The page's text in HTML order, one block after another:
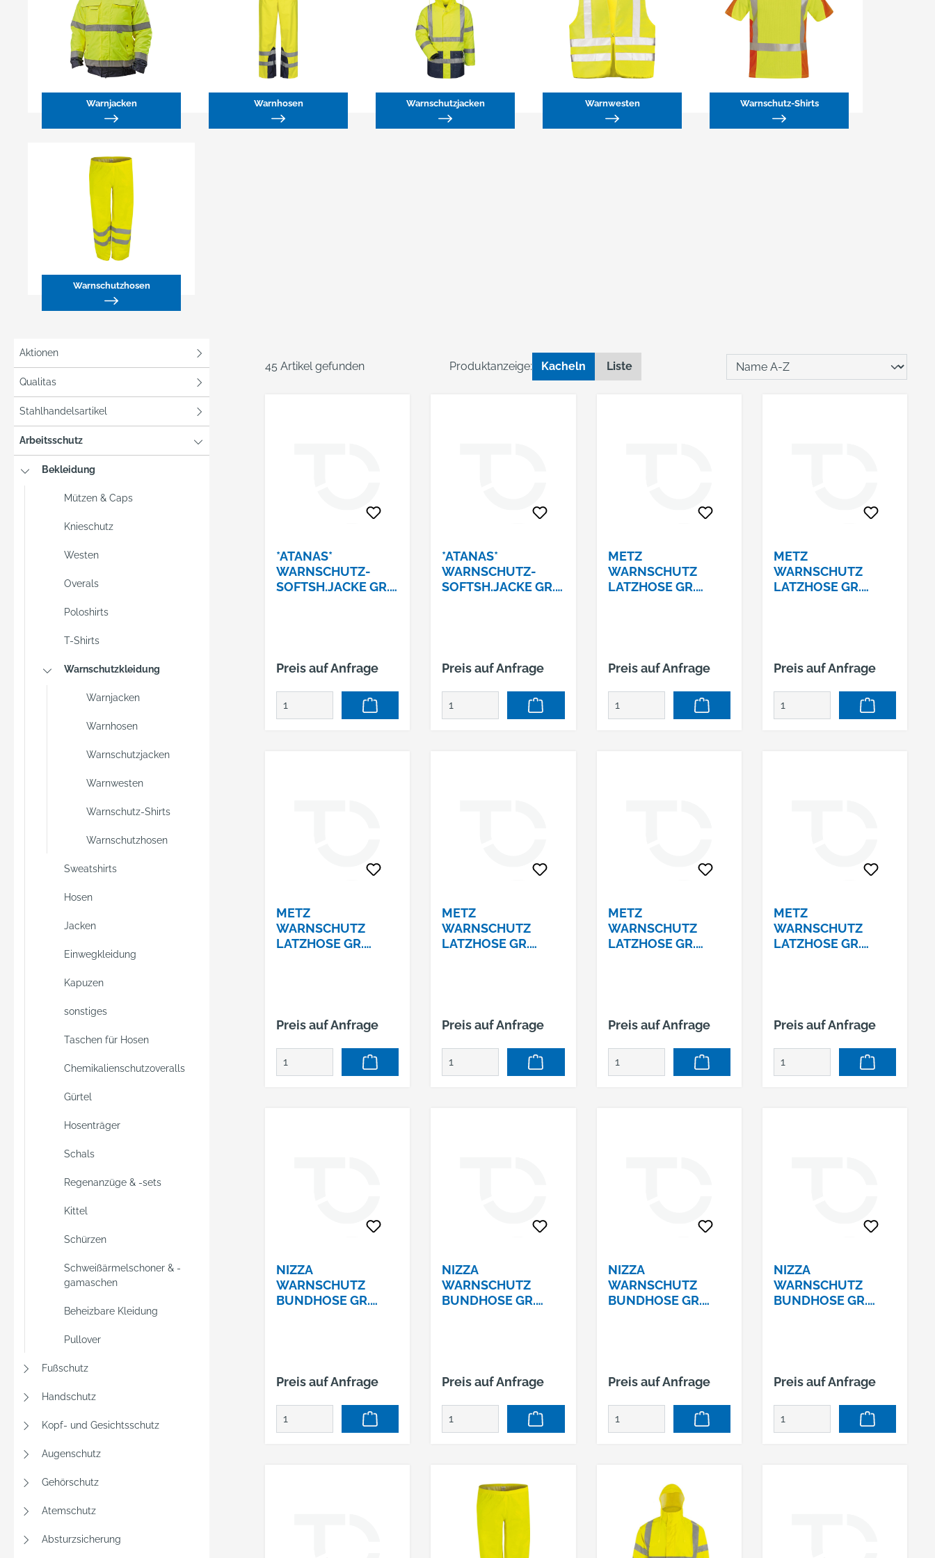
Warnjacken Warnhosen Warnschutzjacken Warnwesten Warnschutz-Shirts
Warnschutzhosen
Aktionen
Qualitas
Stahlhandelsartikel
Arbeitsschutz
Bekleidung
Mützen & Caps
Knieschutz
Westen
Overals
Poloshirts
T-Shirts
Warnschutzkleidung
Warnjacken
Warnhosen
Warnschutzjacken
Warnwesten
Warnschutz-Shirts
Warnschutzhosen
Sweatshirts
Hosen
Jacken
Einwegkleidung
Kapuzen
sonstiges
Taschen für Hosen
Chemikalienschutzoveralls
Gürtel
Hosenträger
Schals
Regenanzüge & -sets
Kittel
Schürzen
Schweißärmelschoner & -
gamaschen
Beheizbare Kleidung
Pullover
Fußschutz
Handschutz
Kopf- und Gesichtsschutz
Augenschutz
Gehörschutz
Atemschutz
Absturzsicherung
45 Artikel gefunden Produktanzeige: Kacheln Liste
*ATANAS*
WARNSCHUTZ-
SOFTSH.JACKE GR.
Preis auf Anfrage
*ATANAS*
WARNSCHUTZ-
SOFTSH.JACKE GR.
Preis auf Anfrage
METZ
WARNSCHUTZ
LATZHOSE GR.
Preis auf Anfrage
METZ
WARNSCHUTZ
LATZHOSE GR.
Preis auf Anfrage
METZ
WARNSCHUTZ
LATZHOSE GR.
Preis auf Anfrage
METZ
WARNSCHUTZ
LATZHOSE GR.
Preis auf Anfrage
METZ
WARNSCHUTZ
LATZHOSE GR.
Preis auf Anfrage
METZ
WARNSCHUTZ
LATZHOSE GR.
Preis auf Anfrage
NIZZA
WARNSCHUTZ
BUNDHOSE GR.
Preis auf Anfrage
NIZZA
WARNSCHUTZ
BUNDHOSE GR.
Preis auf Anfrage
NIZZA
WARNSCHUTZ
BUNDHOSE GR.
Preis auf Anfrage
NIZZA
WARNSCHUTZ
BUNDHOSE GR.
Preis auf Anfrage